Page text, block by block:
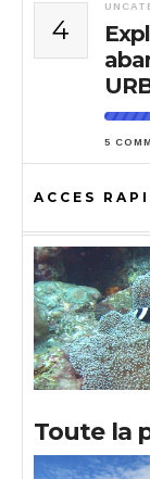
4
5
ACCES
Toute la